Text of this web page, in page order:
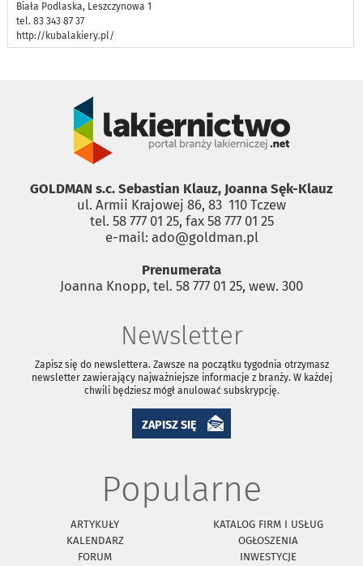
Biała Podlaska, Leszczynowa 1
tel. 83 343 87 37
http://kubalakiery.pl/
GOLDMAN s.c. Sebastian Klauz, Joanna Sęk-Klauz
ul. Armii Krajowej 86, 83 ­ 110 Tczew
tel. 58 777 01 25, fax 58 777 01 25
e-mail: ado@goldman.pl
Prenumerata
Joanna Knopp, tel. 58 777 01 25, wew. 300
Newsletter
Zapisz się do newslettera. Zawsze na początku tygodnia otrzymasz
newsletter zawierający najważniejsze informacje z branży. W każdej
chwili będziesz mógł anulować subskrypcję.
ZAPISZ SIĘ
Popularne
ARTYKUŁY
KATALOG FIRM I USŁUG
KALENDARZ
OGŁOSZENIA
FORUM
INWESTYCJE